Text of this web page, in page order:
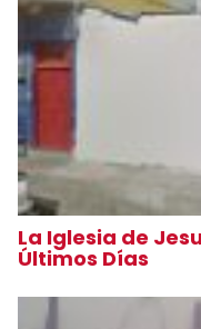
La Iglesia de
Últimos Días